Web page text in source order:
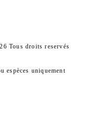
Tous droits reservés
espèces uniquement